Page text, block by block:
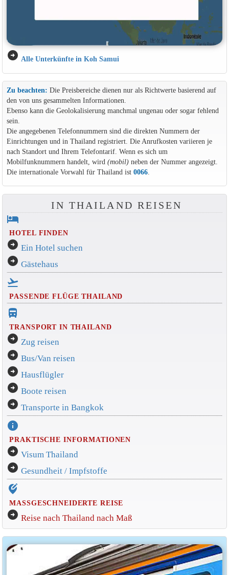
arrow_circle_right Alle Unterkünfte in Koh Samui
Zu beachten: Die Preisbereiche dienen nur als Richtwerte basierend auf
den von uns gesammelten Informationen.
Ebenso kann die Geolokalisierung manchmal ungenau oder sogar fehlend
sein.
Die angegebenen Telefonnummern sind die direkten Nummern der
Einrichtungen und in Thailand registriert. Die Anrufkosten variieren je
nach Standort und Ihrem Telefontarif. Wenn es sich um
Mobilfunknummern handelt, wird (mobil)neben der Nummer angezeigt.
Die internationale Vorwahl für Thailand ist 0066.
IN THAILAND REISEN
hotel
HOTEL FINDEN
arrow_circle_right Ein Hotel suchen
arrow_circle_right Gästehaus
flight_takeoff
PASSENDE FLÜGE THAILAND
directions_bus_filled
TRANSPORT IN THAILAND
arrow_circle_right Zug reisen
arrow_circle_right Bus/Van reisen
arrow_circle_right Hausflügler
arrow_circle_right Boote reisen
arrow_circle_right Transporte in Bangkok
info
PRAKTISCHE INFORMATIONEN
arrow_circle_right Visum Thailand
arrow_circle_right Gesundheit / Impfstoffe
edit_location_alt
MASSGESCHNEIDERTE REISE
arrow_circle_right Reise nach Thailand nach Maß